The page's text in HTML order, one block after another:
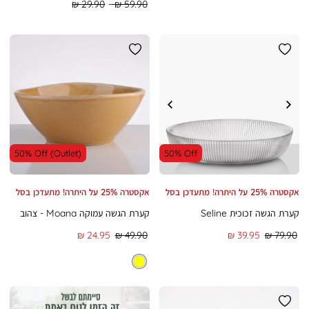
Regular
29.90 ₪
Regular
59.90 ₪
50% Off
אקסטרה 25% על היתרה! מתעדכן בסל
קערת הגשה זכוכית Seline
מחיר
39.95 ₪
מחיר
79.90 ₪
50% Off (Outlet)
אקסטרה 25% על היתרה! מתעדכן בסל
קערת הגשה עמוקה Moana - צהוב
מחיר
24.95 ₪
מחיר
49.90 ₪
|
אינפייג'
|
אינפייג'